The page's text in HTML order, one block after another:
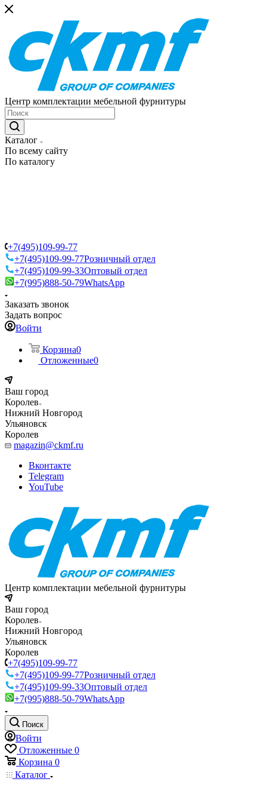
Центр комплектации мебельной фурнитуры
Каталог
По всему сайту
По каталогу
+7(495)109-99-77
+7(495)109-99-77Розничный отдел
+7(495)109-99-33Оптовый отдел
+7(995)888-50-79WhatsApp
Заказать звонок
Задать вопрос
Войти
Корзина0
Отложенные0
Ваш город
Королев
Нижний Новгород
Ульяновск
Королев
magazin@ckmf.ru
Вконтакте
Telegram
YouTube
Центр комплектации мебельной фурнитуры
Ваш город
Королев
Нижний Новгород
Ульяновск
Королев
+7(495)109-99-77
+7(495)109-99-77Розничный отдел
+7(495)109-99-33Оптовый отдел
+7(995)888-50-79WhatsApp
Поиск
Войти
Отложенные 0
Корзина 0
Каталог